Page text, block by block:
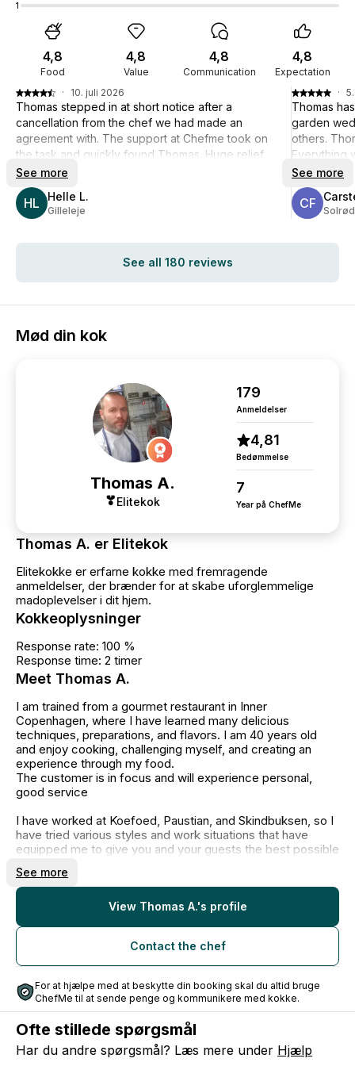
1
Food
4,8
Value
4,8
Communication
4,8
Expectation
4,8
HL Helle L.
Gilleleje
· 10. juli 2026
Thomas stepped in at short notice after a
cancellation from the chef we had made an
agreement with. The support at Chefme took on
the task and quickly found Thomas. Huge relief
that it works so efficiently when a chef has to
cancel (here for a really good reason).
And we got a delicious 6-course menu from
Thomas.
See more
CF
·
Thomas
garden
others.
Everything
superb
See more
See all 180 reviews
Mød din kok
Thomas A.
Elitekok
179
Anmeldelser
4,81
Bedømmelse
7
Year på ChefMe
Thomas A. er Elitekok
Elitekokke er erfarne kokke med fremragende
anmeldelser, der brænder for at skabe uforglemmelige
madoplevelser i dit hjem.
Kokkeoplysninger
Response rate: 100 %
Response time: 2 timer
Meet Thomas A.
I am trained from a gourmet restaurant in Inner
Copenhagen, where I have learned many delicious
techniques, preparations, and flavors. I am 40 years old
and enjoy cooking, challenging myself, and creating an
experience through my food.
The customer is in focus and will experience personal,
good service
I have worked at Koefoed, Paustian, and Skindbuksen, so I
have tried various styles and work situations that have
equipped me to give you and your guests the best possible
It is possible to mix my menus, provided everyone in the
party receives the same dish.
See more
View Thomas A.'s profile
Contact the chef
For at hjælpe med at beskytte din booking skal du altid bruge
ChefMe til at sende penge og kommunikere med kokke.
Ofte stillede spørgsmål
Har du andre spørgsmål? Læs mere under Hjælp